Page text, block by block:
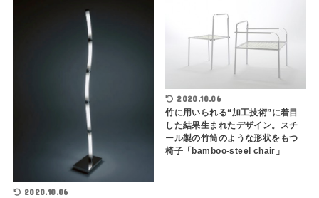
2020.10.06
2020.10.06
竹に用いられる“加工技術”に着目
した結果生まれたデザイン。スチ
ール製の竹筒のような形状をもつ
椅子「bamboo-steel chair」